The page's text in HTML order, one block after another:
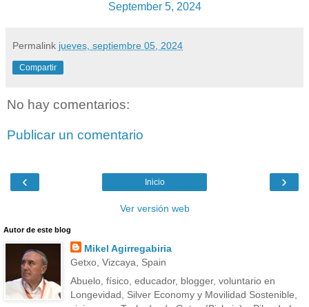
September 5, 2024
Permalink jueves, septiembre 05, 2024
Compartir
No hay comentarios:
Publicar un comentario
‹ ›
Inicio
Ver versión web
Autor de este blog
Mikel Agirregabiria
Getxo, Vizcaya, Spain
Abuelo, físico, educador, blogger, voluntario en
Longevidad, Silver Economy y Movilidad Sostenible,